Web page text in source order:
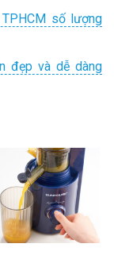
số lượng
đẹp và dễ dàng